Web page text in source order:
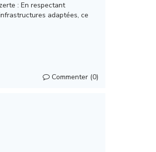
: En respectant
adaptées, ce
Commenter (0)